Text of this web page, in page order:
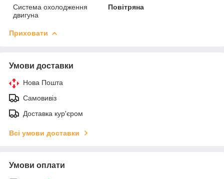
Система охолодження
двигуна
Повітряна
Приховати
Умови доставки
Нова Пошта
Самовивіз
Доставка кур'єром
Всі умови доставки
Умови оплати